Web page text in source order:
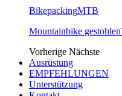
BikepackingMTB
Mountainbike
Vorherige Nächste
Ausrüstung
EMPFEHLUNGEN
Unterstützung